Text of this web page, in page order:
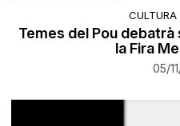
CULTURA
Temes del Pou
la Fira
05/